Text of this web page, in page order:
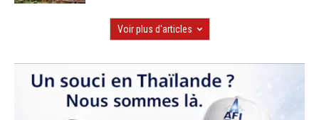
Voir plus d'articles